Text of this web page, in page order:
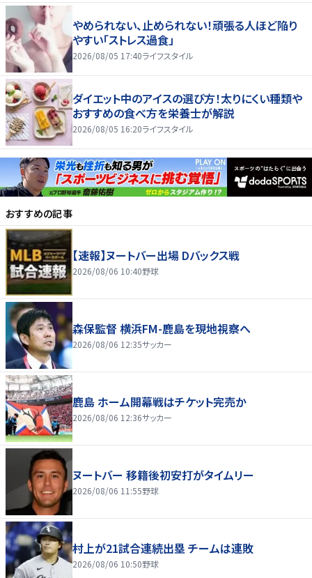
やめられない、止められない！頑張る人ほど陥り
やすい「ストレス過食」
2026/08/05 17:40ライフスタイル
ダイエット中のアイスの選び方！太りにくい種類や
おすすめの食べ方を栄養士が解説
2026/08/05 16:20ライフスタイル
おすすめの記事
【速報】ヌートバー出場 Dバックス戦
2026/08/06 10:40野球
森保監督 横浜FM-鹿島を現地視察へ
2026/08/06 12:35サッカー
鹿島 ホーム開幕戦はチケット完売か
2026/08/06 12:36サッカー
ヌートバー 移籍後初安打がタイムリー
2026/08/06 11:55野球
村上が21試合連続出塁 チームは連敗
2026/08/06 10:50野球